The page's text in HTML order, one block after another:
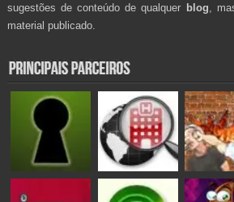
sugestões de conteúdo de qualquer blog ,
material publicado.